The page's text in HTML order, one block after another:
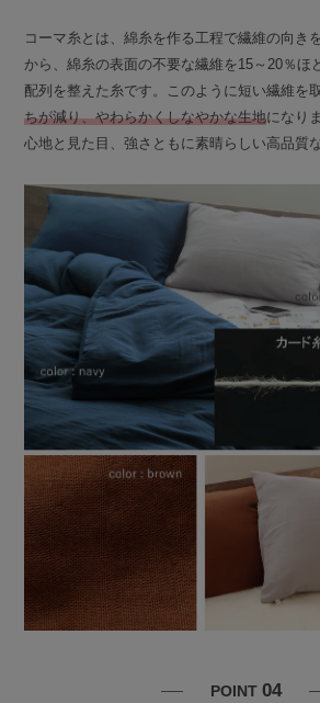
コーマ糸とは、綿糸を作る工程で繊維の向き
から、綿糸の表面の不要な繊維を15～20％ほ
配列を整えた糸です。このように短い繊維を
ちが減り、やわらかくしなやかな生地になり
心地と見た目、強さともに素晴らしい高品質
POINT 04